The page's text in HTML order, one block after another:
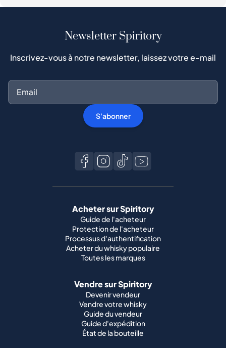
Newsletter Spiritory
Inscrivez-vous à notre newsletter, laissez votre e-mail
S'abonner
Acheter sur Spiritory
Guide de l'acheteur
Protection de l'acheteur
Processus d'authentification
Acheter du whisky populaire
Toutes les marques
Vendre sur Spiritory
Devenir vendeur
Vendre votre whisky
Guide du vendeur
Guide d'expédition
État de la bouteille